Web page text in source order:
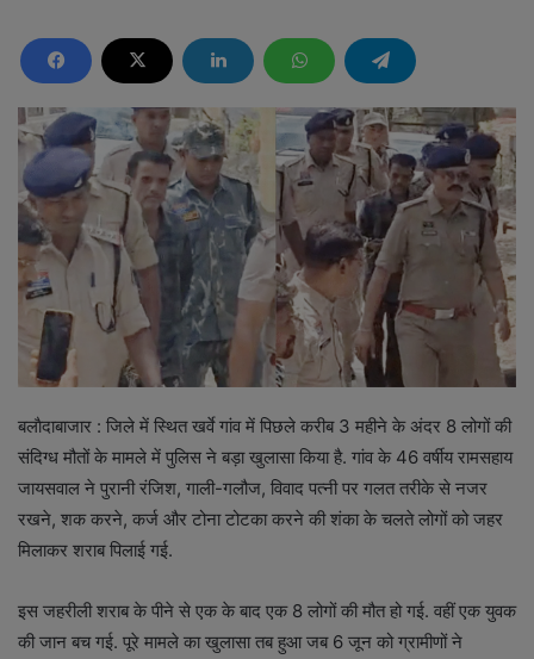
बलाैदाबाजार : जिले में स्थित खर्वे गांव में पिछले करीब 3 महीने के अंदर 8 लोगों की
संदिग्ध मौतों के मामले में पुलिस ने बड़ा खुलासा किया है. गांव के 46 वर्षीय रामसहाय
जायसवाल ने पुरानी रंजिश, गाली-गलौज, विवाद पत्नी पर गलत तरीके से नजर
रखने, शक करने, कर्ज और टोना टोटका करने की शंका के चलते लोगों को जहर
मिलाकर शराब पिलाई गई.
इस जहरीली शराब के पीने से एक के बाद एक 8 लोगों की मौत हो गई. वहीं एक युवक
की जान बच गई. पूरे मामले का खुलासा तब हुआ जब 6 जून को ग्रामीणों ने